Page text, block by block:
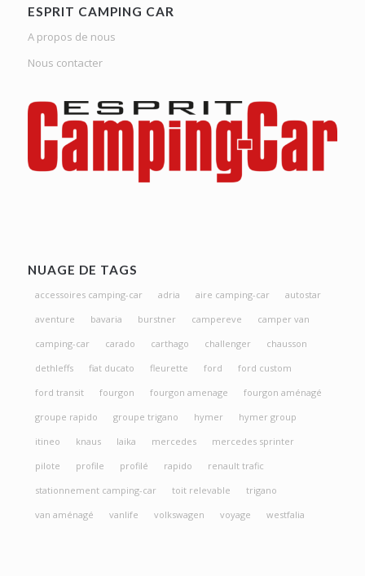
ESPRIT CAMPING CAR
A propos de nous
Nous contacter
NUAGE DE TAGS
accessoires camping-car adria aire camping-car
autostar
aventure
bavaria burstner campereve
camper van
camping-car
carado carthago challenger
chausson
dethleffs
fiat ducato fleurette ford
ford custom
ford transit
fourgon fourgon amenage
fourgon aménagé
groupe rapido
groupe trigano hymer
hymer group
itineo
knaus laika mercedes
mercedes sprinter
pilote
profile profilé rapido
renault trafic
stationnement camping-car
toit relevable
trigano
van aménagé
vanlife volkswagen voyage westfalia